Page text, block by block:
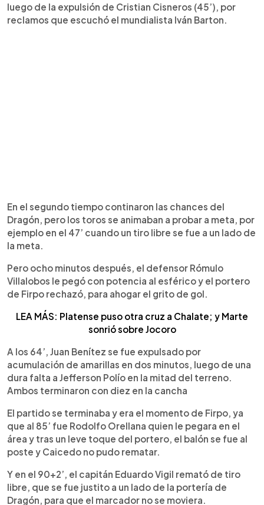
luego de la expulsión de Cristian Cisneros (45’), por
reclamos que escuchó el mundialista Iván Barton.
En el segundo tiempo continaron las chances del
Dragón, pero los toros se animaban a probar a meta, por
ejemplo en el 47’ cuando un tiro libre se fue a un lado de
la meta.
Pero ocho minutos después, el defensor Rómulo
Villalobos le pegó con potencia al esférico y el portero
de Firpo rechazó, para ahogar el grito de gol.
LEA MÁS: Platense puso otra cruz a Chalate; y Marte
sonrió sobre Jocoro
A los 64’, Juan Benítez se fue expulsado por
acumulación de amarillas en dos minutos, luego de una
dura falta a Jefferson Polío en la mitad del terreno.
Ambos terminaron con diez en la cancha
El partido se terminaba y era el momento de Firpo, ya
que al 85’ fue Rodolfo Orellana quien le pegara en el
área y tras un leve toque del portero, el balón se fue al
poste y Caicedo no pudo rematar.
Y en el 90+2’, el capitán Eduardo Vigil remató de tiro
libre, que se fue justito a un lado de la portería de
Dragón, para que el marcador no se moviera.